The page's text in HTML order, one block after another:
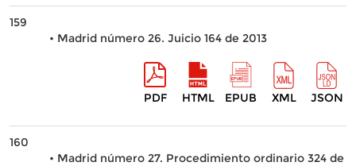
159
• Madrid número 26. Juicio 164 de 2013
PDF HTML EPUB XML JSON
160
• Madrid número 27. Procedimiento ordinario 324 de